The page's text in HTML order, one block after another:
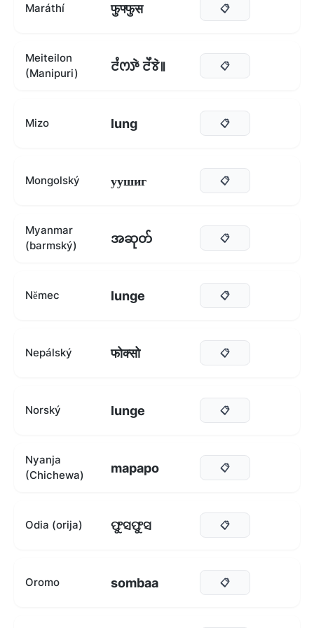
Maráthí फुफ्फुस 📋
Meiteilon
(Manipuri)
ꯂꯪꯁꯇꯥ ꯂꯩꯕꯥ꯫ 📋
Mizo lung 📋
Mongolský уушиг 📋
Myanmar
(barmský)
အဆုတ် 📋
Němec lunge 📋
Nepálský फोक्सो 📋
Norský lunge 📋
Nyanja
(Chichewa)
mapapo 📋
Odia (orija) ଫୁସଫୁସ 📋
Oromo sombaa 📋